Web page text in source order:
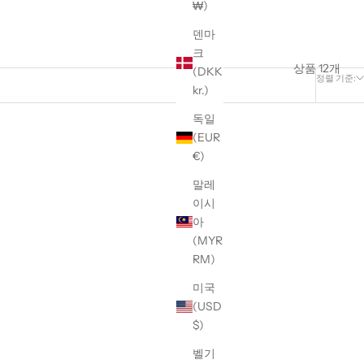
₩)
덴마
크
(DKK
kr.)
독일
(EUR
€)
말레
이시
아
(MYR
RM)
미국
(USD
$)
벨기
정렬 기준:
상품 12개